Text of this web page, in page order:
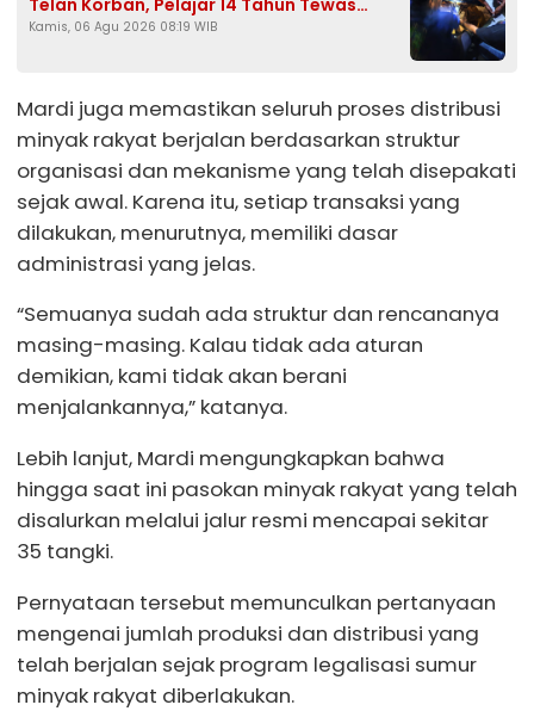
Tenggelam Saat Mencari Ikan
Kamis, 06 Agu 2026 08:19 WIB
Mardi juga memastikan seluruh proses distribusi
minyak rakyat berjalan berdasarkan struktur
organisasi dan mekanisme yang telah disepakati
sejak awal. Karena itu, setiap transaksi yang
dilakukan, menurutnya, memiliki dasar
administrasi yang jelas.
“Semuanya sudah ada struktur dan rencananya
masing-masing. Kalau tidak ada aturan
demikian, kami tidak akan berani
menjalankannya,” katanya.
Lebih lanjut, Mardi mengungkapkan bahwa
hingga saat ini pasokan minyak rakyat yang telah
disalurkan melalui jalur resmi mencapai sekitar
35 tangki.
Pernyataan tersebut memunculkan pertanyaan
mengenai jumlah produksi dan distribusi yang
telah berjalan sejak program legalisasi sumur
minyak rakyat diberlakukan.